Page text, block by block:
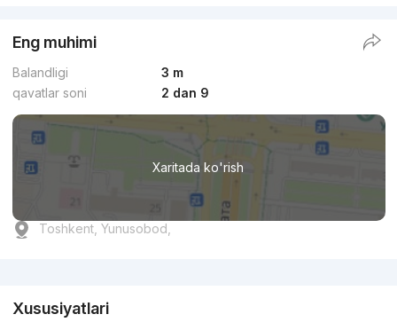
Eng muhimi
Balandligi
3 m
qavatlar soni
2 dan 9
Xaritada ko'rish
Toshkent, Yunusobod,
Xususiyatlari